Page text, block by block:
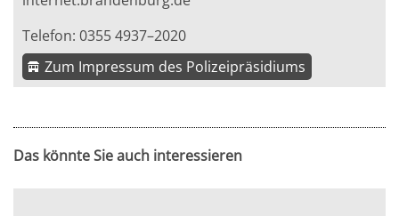
Telefon: 0355 4937–2020
Zum Impressum des Polizeipräsidiums
Das könnte Sie auch interessieren